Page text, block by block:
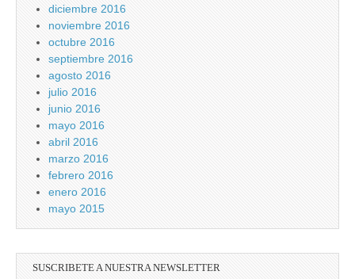
diciembre 2016
noviembre 2016
octubre 2016
septiembre 2016
agosto 2016
julio 2016
junio 2016
mayo 2016
abril 2016
marzo 2016
febrero 2016
enero 2016
mayo 2015
SUSCRIBETE A NUESTRA NEWSLETTER